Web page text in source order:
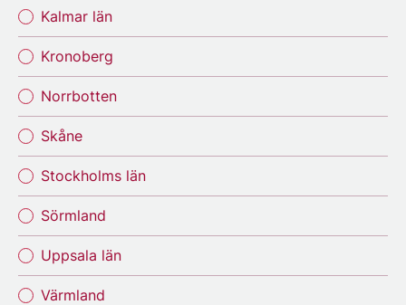
Kalmar län
Kronoberg
Norrbotten
Skåne
Stockholms län
Sörmland
Uppsala län
Värmland